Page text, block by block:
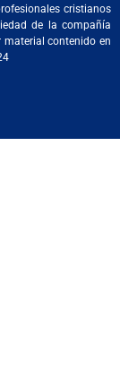
cristianos
de la compañía
contenido en